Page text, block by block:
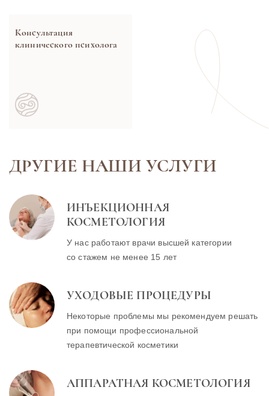
Консультация
клинического психолога
ДРУГИЕ НАШИ УСЛУГИ
ИНЪЕКЦИОННАЯ
КОСМЕТОЛОГИЯ
У нас работают врачи высшей категории
со стажем не менее 15 лет
УХОДОВЫЕ ПРОЦЕДУРЫ
Некоторые проблемы мы рекомендуем решать
при помощи профессиональной
терапевтической косметики
АППАРАТНАЯ КОСМЕТОЛОГИЯ